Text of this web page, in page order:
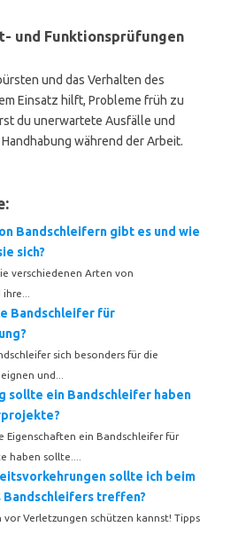
und Funktionsprüfungen
und das Verhalten des
Einsatz hilft, Probleme früh zu
du unerwartete Ausfälle und
während der Arbeit.
Bandschleifern gibt es und wie
sich?
verschiedenen Arten von
Bandschleifer für
sich besonders für die
und...
sollte ein Bandschleifer haben
Eigenschaften ein Bandschleifer für
haben sollte....
sollte ich beim
Bandschleifers treffen?
vor Verletzungen schützen kannst! Tipps